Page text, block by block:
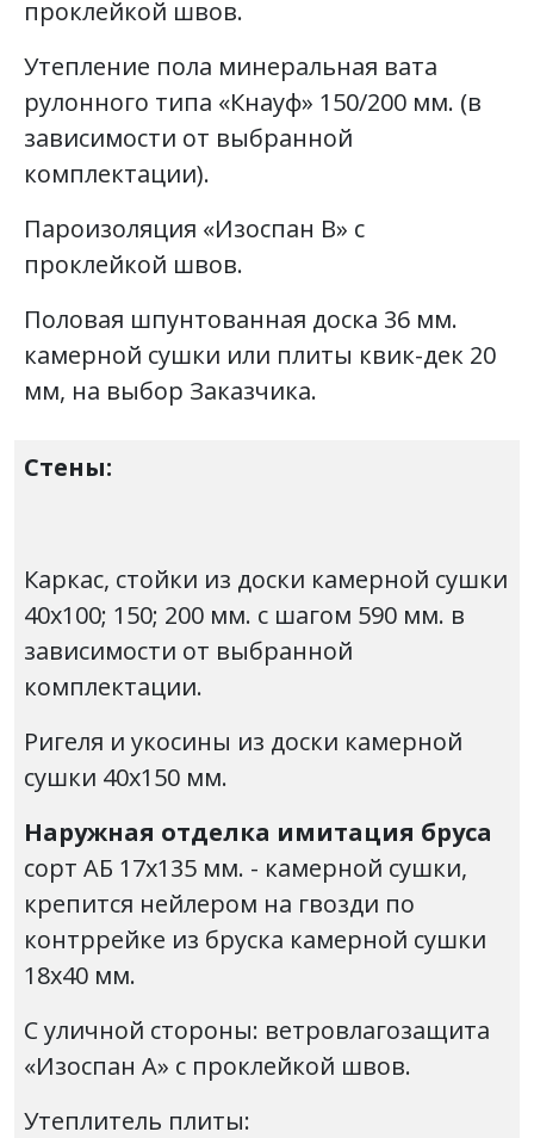
проклейкой швов.
Утепление пола минеральная вата
рулонного типа «Кнауф» 150/200 мм. (в
зависимости от выбранной
комплектации).
Пароизоляция «Изоспан В» с
проклейкой швов.
Половая шпунтованная доска 36 мм.
камерной сушки или плиты квик-дек 20
мм, на выбор Заказчика.
Стены:
Каркас, стойки из доски камерной сушки
40х100; 150; 200 мм. с шагом 590 мм. в
зависимости от выбранной
комплектации.
Ригеля и укосины из доски камерной
сушки 40х150 мм.
Наружная отделка имитация бруса
сорт АБ 17х135 мм. - камерной сушки,
крепится нейлером на гвозди по
контррейке из бруска камерной сушки
18х40 мм.
С уличной стороны: ветровлагозащита
«Изоспан А» с проклейкой швов.
Утеплитель плиты: